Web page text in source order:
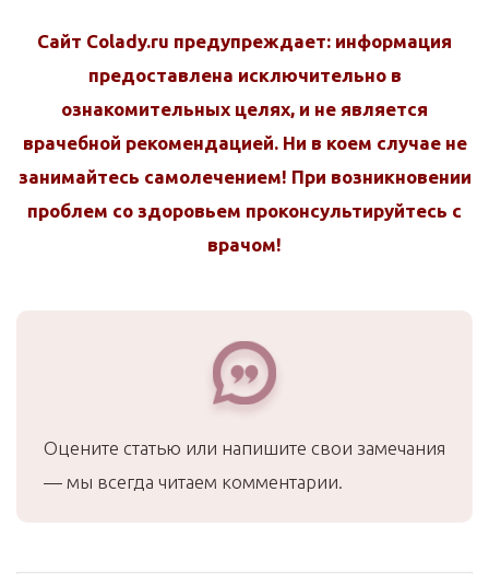
Сайт Colady.ru предупреждает: информация
предоставлена исключительно в
ознакомительных целях, и не является
врачебной рекомендацией. Ни в коем случае не
занимайтесь самолечением! При возникновении
проблем со здоровьем проконсультируйтесь с
врачом!
Оцените статью или напишите свои замечания
— мы всегда читаем комментарии.